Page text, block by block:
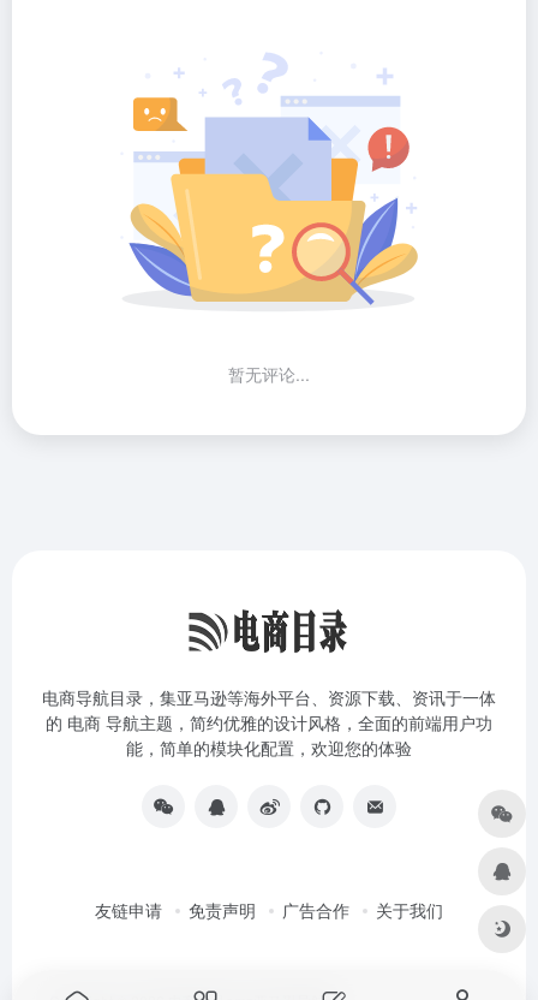
暂无评论...
电商导航目录，集亚马逊等海外平台、资源下载、资讯于一体
的 电商 导航主题，简约优雅的设计风格，全面的前端用户功
能，简单的模块化配置，欢迎您的体验
友链申请 免责声明 广告合作 关于我们